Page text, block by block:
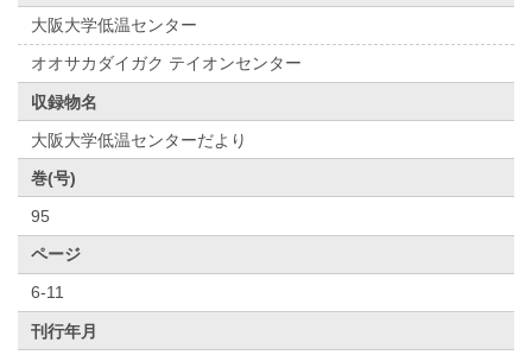
大阪大学低温センター
オオサカダイガク テイオンセンター
収録物名
大阪大学低温センターだより
巻(号)
95
ページ
6-11
刊行年月